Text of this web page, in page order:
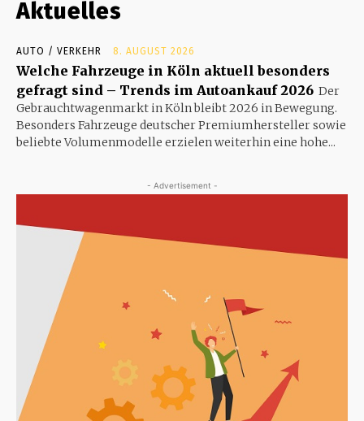
Aktuelles
AUTO / VERKEHR 8. AUGUST 2026
Welche Fahrzeuge in Köln aktuell besonders
gefragt sind – Trends im Autoankauf 2026 Der
Gebrauchtwagenmarkt in Köln bleibt 2026 in Bewegung.
Besonders Fahrzeuge deutscher Premiumhersteller sowie
beliebte Volumenmodelle erzielen weiterhin eine hohe...
- Advertisement -